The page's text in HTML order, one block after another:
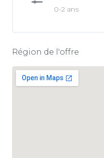
0-2 ans
Région de l'offre